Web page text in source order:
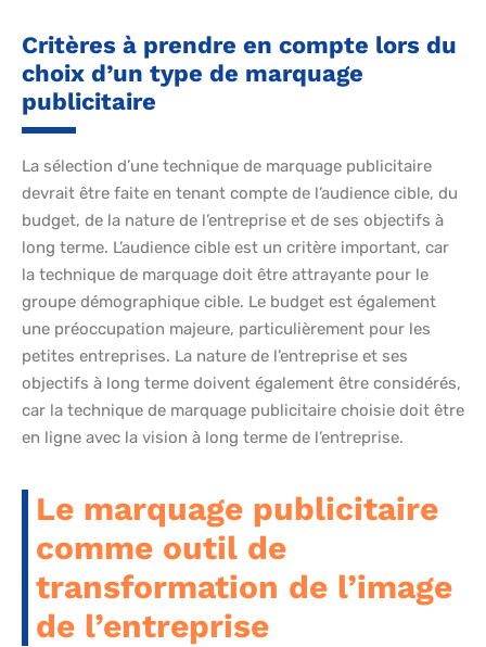
Critères à prendre en compte lors du
choix d’un type de marquage
publicitaire
La sélection d’une technique de marquage publicitaire
devrait être faite en tenant compte de l’audience cible, du
budget, de la nature de l’entreprise et de ses objectifs à
long terme. L’audience cible est un critère important, car
la technique de marquage doit être attrayante pour le
groupe démographique cible. Le budget est également
une préoccupation majeure, particulièrement pour les
petites entreprises. La nature de l’entreprise et ses
objectifs à long terme doivent également être considérés,
car la technique de marquage publicitaire choisie doit être
en ligne avec la vision à long terme de l’entreprise.
Le marquage publicitaire
comme outil de
transformation de l’image
de l’entreprise